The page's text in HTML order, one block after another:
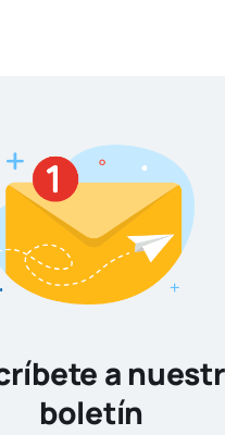
a
boletín